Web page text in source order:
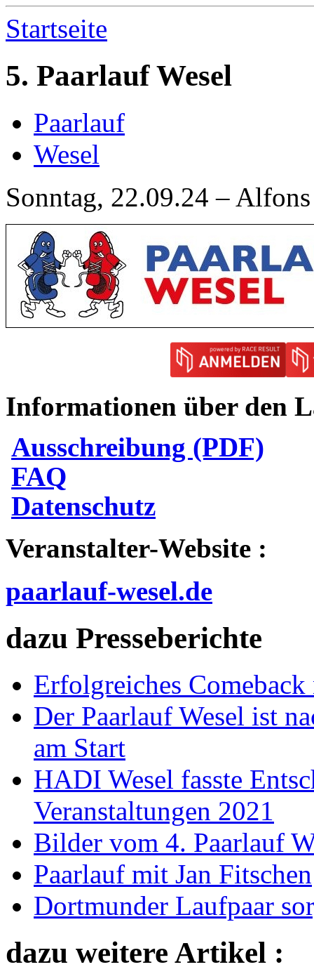
Startseite
5. Paarlauf Wesel
Paarlauf
Wesel
Sonntag, 22.09.24 –
Informationen über den
Ausschreibung (PDF)
FAQ
Datenschutz
Veranstalter-Website :
paarlauf-wesel.de
dazu Presseberichte
Erfolgreiches
Der Paarlauf Wesel ist
am Start
HADI Wesel fasste
Veranstaltungen 2021
Bilder vom 4. Paarlauf
Paarlauf mit Jan Fitschen
Dortmunder Laufpaar
dazu weitere Artikel :